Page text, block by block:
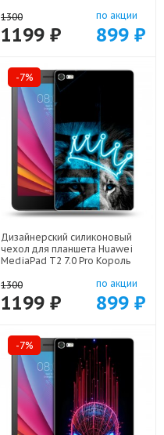
1300
1199 ₽
по акции
899 ₽
-7%
Дизайнерский силиконовый
чехол для планшета Huawei
MediaPad T2 7.0 Pro Король
1300
1199 ₽
по акции
899 ₽
-7%